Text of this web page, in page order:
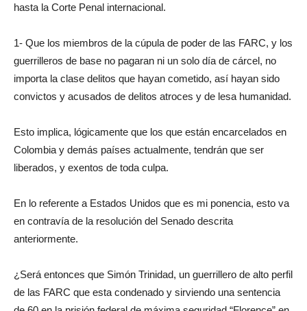
hasta la Corte Penal internacional.
1- Que los miembros de la cúpula de poder de las FARC, y los
guerrilleros de base no pagaran ni un solo día de cárcel, no
importa la clase delitos que hayan cometido, así hayan sido
convictos y acusados de delitos atroces y de lesa humanidad.
Esto implica, lógicamente que los que están encarcelados en
Colombia y demás países actualmente, tendrán que ser
liberados, y exentos de toda culpa.
En lo referente a Estados Unidos que es mi ponencia, esto va
en contravía de la resolución del Senado descrita
anteriormente.
¿Será entonces que Simón Trinidad, un guerrillero de alto perfil
de las FARC que esta condenado y sirviendo una sentencia